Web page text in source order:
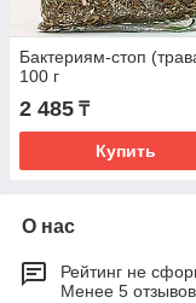
Бактериям-стоп
100 г
2 485 ₸
Купить
О нас
Рейтинг не
Менее 5